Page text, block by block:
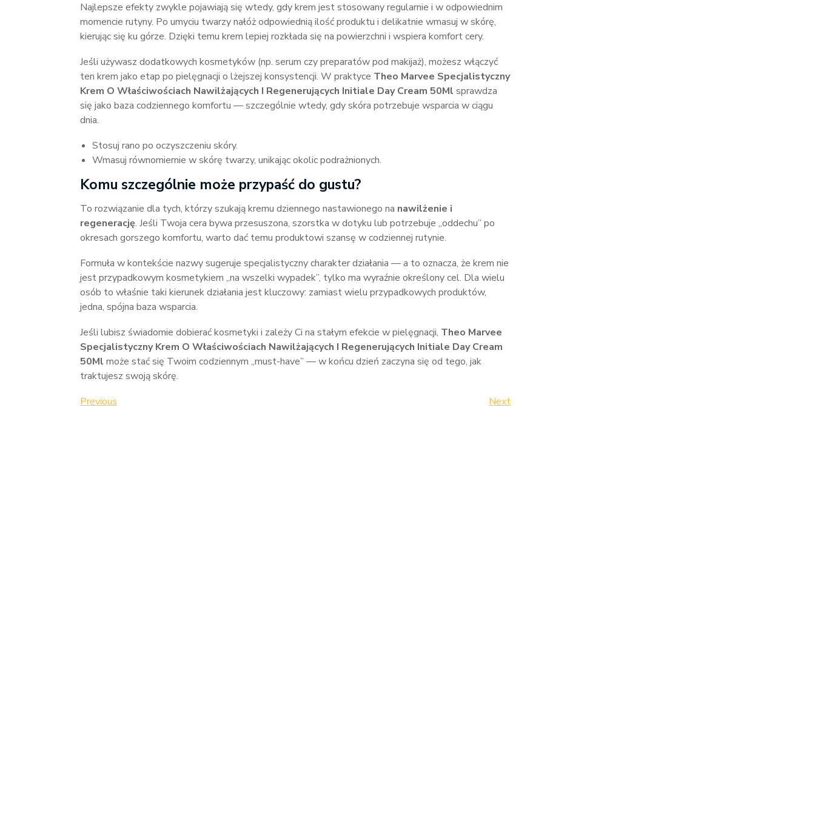
Najlepsze efekty zwykle pojawiają się wtedy, gdy krem jest stosowany regularnie i w odpowiednim
momencie rutyny. Po umyciu twarzy nałóż odpowiednią ilość produktu i delikatnie wmasuj w skórę,
kierując się ku górze. Dzięki temu krem lepiej rozkłada się na powierzchni i wspiera komfort cery.
Jeśli używasz dodatkowych kosmetyków (np. serum czy preparatów pod makijaż), możesz włączyć
ten krem jako etap po pielęgnacji o lżejszej konsystencji. W praktyce Theo Marvee Specjalistyczny
Krem O Właściwościach Nawilżających I Regenerujących Initiale Day Cream 50Ml sprawdza
się jako baza codziennego komfortu — szczególnie wtedy, gdy skóra potrzebuje wsparcia w ciągu
dnia.
Stosuj rano po oczyszczeniu skóry.
Wmasuj równomiernie w skórę twarzy, unikając okolic podrażnionych.
Komu szczególnie może przypaść do gustu?
To rozwiązanie dla tych, którzy szukają kremu dziennego nastawionego na nawilżenie i
regenerację. Jeśli Twoja cera bywa przesuszona, szorstka w dotyku lub potrzebuje „oddechu” po
okresach gorszego komfortu, warto dać temu produktowi szansę w codziennej rutynie.
Formuła w kontekście nazwy sugeruje specjalistyczny charakter działania — a to oznacza, że krem nie
jest przypadkowym kosmetykiem „na wszelki wypadek”, tylko ma wyraźnie określony cel. Dla wielu
osób to właśnie taki kierunek działania jest kluczowy: zamiast wielu przypadkowych produktów,
jedna, spójna baza wsparcia.
Jeśli lubisz świadomie dobierać kosmetyki i zależy Ci na stałym efekcie w pielęgnacji, Theo Marvee
Specjalistyczny Krem O Właściwościach Nawilżających I Regenerujących Initiale Day Cream
50Ml może stać się Twoim codziennym „must-have” — w końcu dzień zaczyna się od tego, jak
traktujesz swoją skórę.
Nawigacja
Previous
Previous
Next
Next